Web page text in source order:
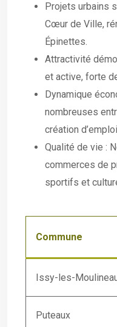
Projets urbains
Cœur de Ville,
Épinettes.
Attractivité
et active, forte
Dynamique
nombreuses
création
Qualité de vie :
commerces de
sportifs et
Commune
Issy-les-
Puteaux